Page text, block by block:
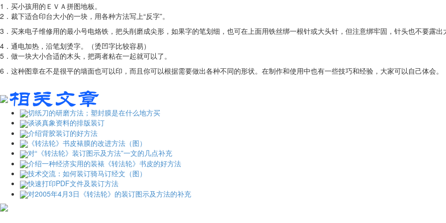
1．买小孩用的ＥＶＡ拼图地板。
2．裁下适合印台大小的一块，用各种方法写上“反字”。
3．买来电子维修用的最小号电烙铁，把头削磨成尖形，如果字的笔划细，也可在上面用铁丝绑一根针或大头针，但注意绑牢固，针头也不要露出
4．通电加热，沿笔划烫字。（烫凹字比较容易）
5．做一块大小合适的木头，把两者粘在一起就可以了。
6．这种图章在不是很平的墙面也可以印，而且你可以根据需要做出各种不同的形状。在制作和使用中也有一些技巧和经验，大家可以自己体会。
切纸刀的研磨方法；塑封膜是在什么地方买
谈谈真象资料的排版装订
介绍背胶装订的好方法
《转法轮》书皮裱膜的改进方法（图）
对“《转法轮》装订图示及方法”一文的几点补充
介绍一种经济实用的装裱《转法轮》书皮的好方法
技术交流：如何装订骑马订经文（图）
快速打印PDF文件及装订方法
对2005年4月3日《转法轮》的装订图示及方法的补充